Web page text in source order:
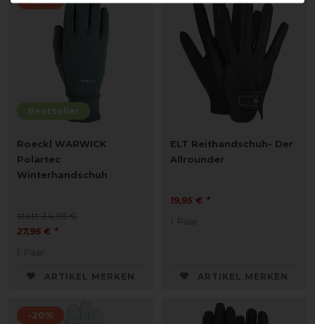
Bestseller
Roeckl WARWICK
Polartec
Winterhandschuh
statt 34,95 €
27,96 € *
1 Paar
ARTIKEL MERKEN
ELT Reithandschuh- Der
Allrounder
19,95 € *
1 Paar
ARTIKEL MERKEN
-20%